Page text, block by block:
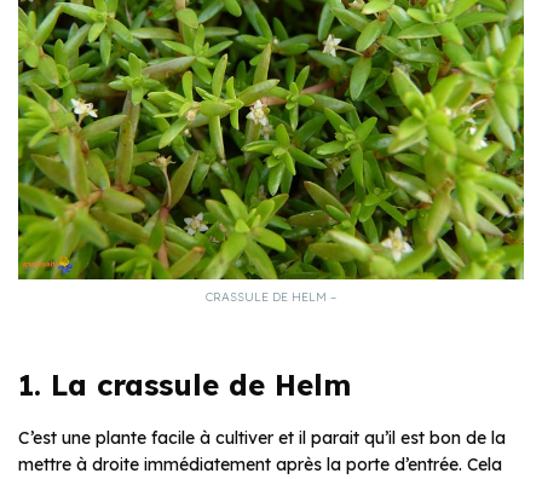
CRASSULE DE HELM –
1. La crassule de Helm
C’est une plante facile à cultiver et il parait qu’il est bon de la
mettre à droite immédiatement après la porte d’entrée. Cela